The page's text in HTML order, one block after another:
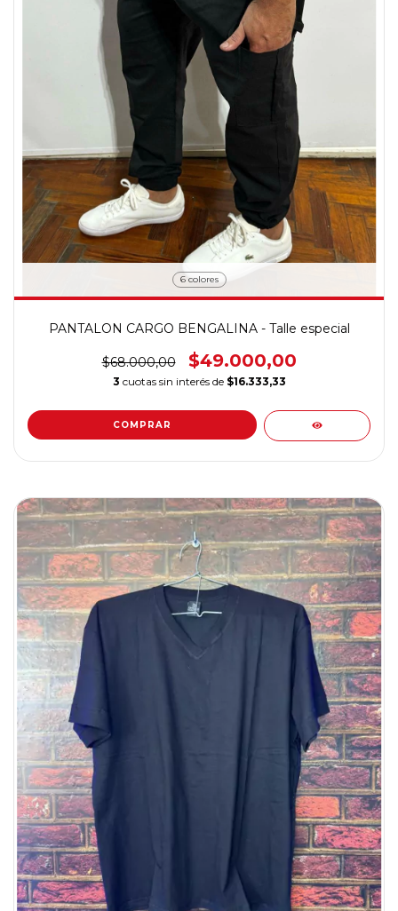
6 colores
PANTALON CARGO BENGALINA - Talle especial
$68.000,00 $49.000,00
3 cuotas sin interés de $16.333,33
COMPRAR